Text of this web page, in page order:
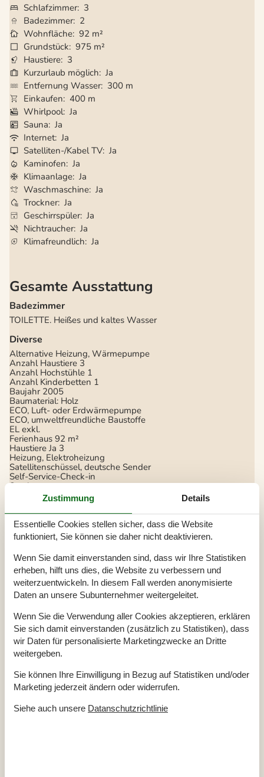
Schlafzimmer 3
Badezimmer 2
Wohnfläche 92 m²
Grundstück 975 m²
Haustiere 3
Kurzurlaub möglich Ja
Entfernung Wasser 300 m
Einkaufen 400 m
Whirlpool Ja
Sauna Ja
Internet Ja
Satelliten-/Kabel TV Ja
Kaminofen Ja
Klimaanlage Ja
Waschmaschine Ja
Trockner Ja
Geschirrspüler Ja
Nichtraucher Ja
Klimafreundlich Ja
Gesamte Ausstattung
Badezimmer
TOILETTE. Heißes und kaltes Wasser
Diverse
Alternative Heizung, Wärmepumpe
Anzahl Haustiere 3
Anzahl Hochstühle 1
Anzahl Kinderbetten 1
Baujahr 2005
Baumaterial: Holz
ECO, Luft- oder Erdwärmepumpe
ECO, umweltfreundliche Baustoffe
EL exkl.
Ferienhaus 92 m²
Haustiere Ja 3
Heizung, Elektroheizung
Satellitenschüssel, deutsche Sender
Self-Service-Check-in
Staubsauger
Waschmaschine
Wasser inkl.
Winterfest
Wäschetrockner
Draußen
Aussenküche
Gartenmöbel
Kostenloser Parkplatz auf dem Gelände 2
Kugelgrill
Naturgrundstück 975 m²
Terrassenheizung
Drinnen
Fußbodenheizung in den Badezimmern
Kaminofen
Elektrogeräte
1 Fernseher
Zustimmung Details
Essentielle Cookies stellen sicher, dass die Website
funktioniert, Sie können sie daher nicht deaktivieren.
Wenn Sie damit einverstanden sind, dass wir Ihre Statistiken
erheben, hilft uns dies, die Website zu verbessern und
weiterzuentwickeln. In diesem Fall werden anonymisierte
Daten an unsere Subunternehmer weitergeleitet.
Wenn Sie die Verwendung aller Cookies akzeptieren, erklären
Sie sich damit einverstanden (zusätzlich zu Statistiken), dass
wir Daten für personalisierte Marketingzwecke an Dritte
weitergeben.
Sie können Ihre Einwilligung in Bezug auf Statistiken und/oder
Marketing jederzeit ändern oder widerrufen.
Siehe auch unsere Datanschutzrichtlinie